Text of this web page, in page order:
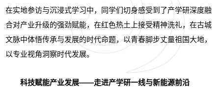
在实地参访与沉浸式学习中，同学们切身感受到了产学研深度融
合对产业升级的强劲赋能，在红色热土上接受精神洗礼，在古城
文脉中体悟传承与发展的时代命题，以青春脚步丈量祖国大地，
以专业视角洞察时代发展。
科技赋能产业发展——走进产学研一线与新能源前沿